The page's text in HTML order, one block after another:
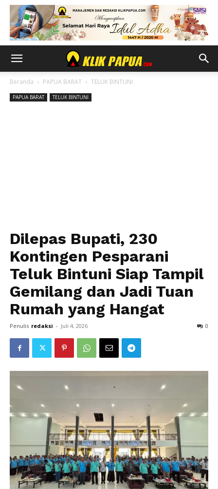
Beranda PAPUA BARAT TELUK BINTUNI
PAPUA BARAT TELUK BINTUNI
Dilepas Bupati, 230
Kontingen Pesparani
Teluk Bintuni Siap Tampil
Gemilang dan Jadi Tuan
Rumah yang Hangat
Penulis redaksi - Juli 4, 2026 0